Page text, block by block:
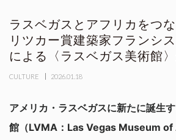
ラスベガスとアフリカをつ
リツカー賞建築家フランシ
による〈ラスベガス美術館
CULTURE 2026.01.18
アメリカ・ラスベガスに新たに誕生
館（LVMA：Las Vegas Museum of